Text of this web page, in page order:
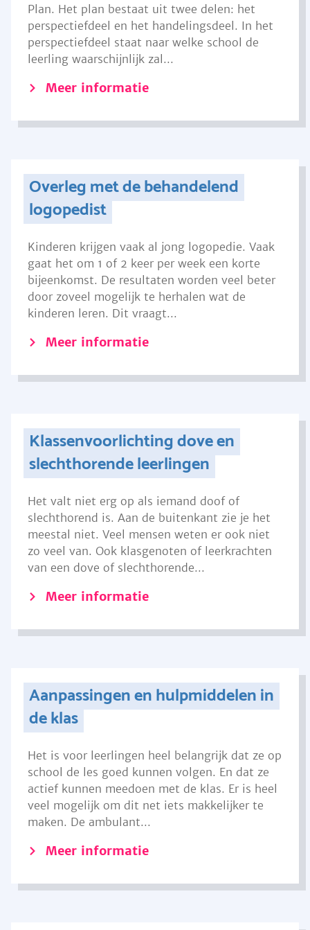
Plan. Het plan bestaat uit twee delen: het
perspectiefdeel en het handelingsdeel. In het
perspectiefdeel staat naar welke school de
leerling waarschijnlijk zal...
Meer informatie
Overleg met de behandelend
logopedist
Kinderen krijgen vaak al jong logopedie. Vaak
gaat het om 1 of 2 keer per week een korte
bijeenkomst. De resultaten worden veel beter
door zoveel mogelijk te herhalen wat de
kinderen leren. Dit vraagt...
Meer informatie
Klassenvoorlichting dove en
slechthorende leerlingen
Het valt niet erg op als iemand doof of
slechthorend is. Aan de buitenkant zie je het
meestal niet. Veel mensen weten er ook niet
zo veel van. Ook klasgenoten of leerkrachten
van een dove of slechthorende...
Meer informatie
Aanpassingen en hulpmiddelen in
de klas
Het is voor leerlingen heel belangrijk dat ze op
school de les goed kunnen volgen. En dat ze
actief kunnen meedoen met de klas. Er is heel
veel mogelijk om dit net iets makkelijker te
maken. De ambulant...
Meer informatie